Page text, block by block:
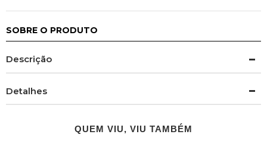
SOBRE O PRODUTO
Descrição
Detalhes
QUEM VIU, VIU TAMBÉM